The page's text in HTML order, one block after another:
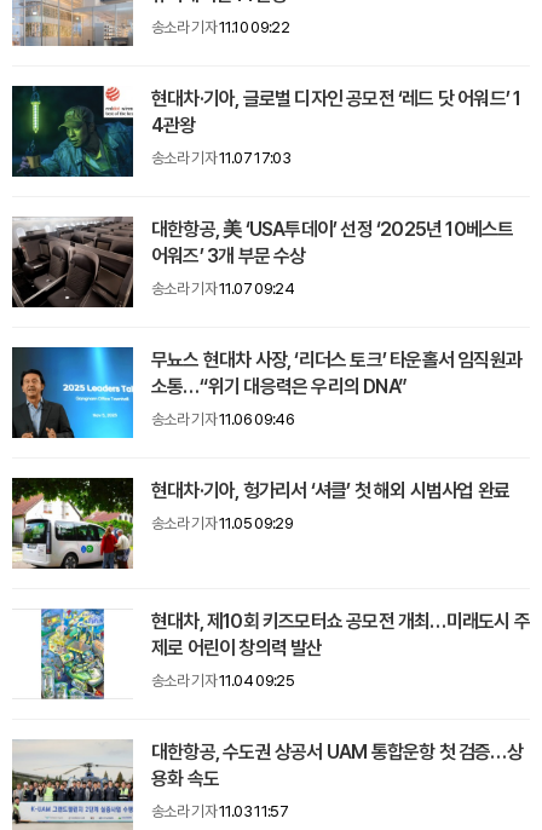
송소라 기자11.10 09:22
현대차·기아, 글로벌 디자인 공모전 ‘레드 닷 어워드’ 1
4관왕
송소라 기자11.07 17:03
대한항공, 美 ‘USA투데이’ 선정 ‘2025년 10베스트
어워즈’ 3개 부문 수상
송소라 기자11.07 09:24
무뇨스 현대차 사장, ‘리더스 토크’ 타운홀서 임직원과
소통…“위기 대응력은 우리의 DNA”
송소라 기자11.06 09:46
현대차·기아, 헝가리서 ‘셔클’ 첫 해외 시범사업 완료
송소라 기자11.05 09:29
현대차, 제10회 키즈모터쇼 공모전 개최…미래도시 주
제로 어린이 창의력 발산
송소라 기자11.04 09:25
대한항공, 수도권 상공서 UAM 통합운항 첫 검증…상
용화 속도
송소라 기자11.03 11:57